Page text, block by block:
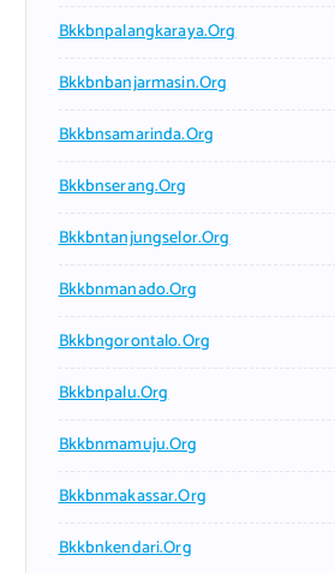
Bkkbnpalangkaraya.org
Bkkbnbanjarmasin.org
Bkkbnsamarinda.org
Bkkbnserang.org
Bkkbntanjungselor.org
Bkkbnmanado.org
Bkkbngorontalo.org
Bkkbnpalu.org
Bkkbnmamuju.org
Bkkbnmakassar.org
Bkkbnkendari.org